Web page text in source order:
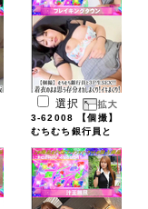
選択
3-62008 【個撮】
むちむち銀行員と